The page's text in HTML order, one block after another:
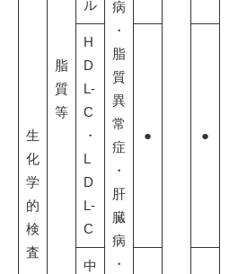
生
化
学
的
検
査
病
・
脂
質
異
常
症
・
肝
臓
病
・
脂
質
等
ル
H
D
L-
C
・
L
D
L-
C
● ●
中